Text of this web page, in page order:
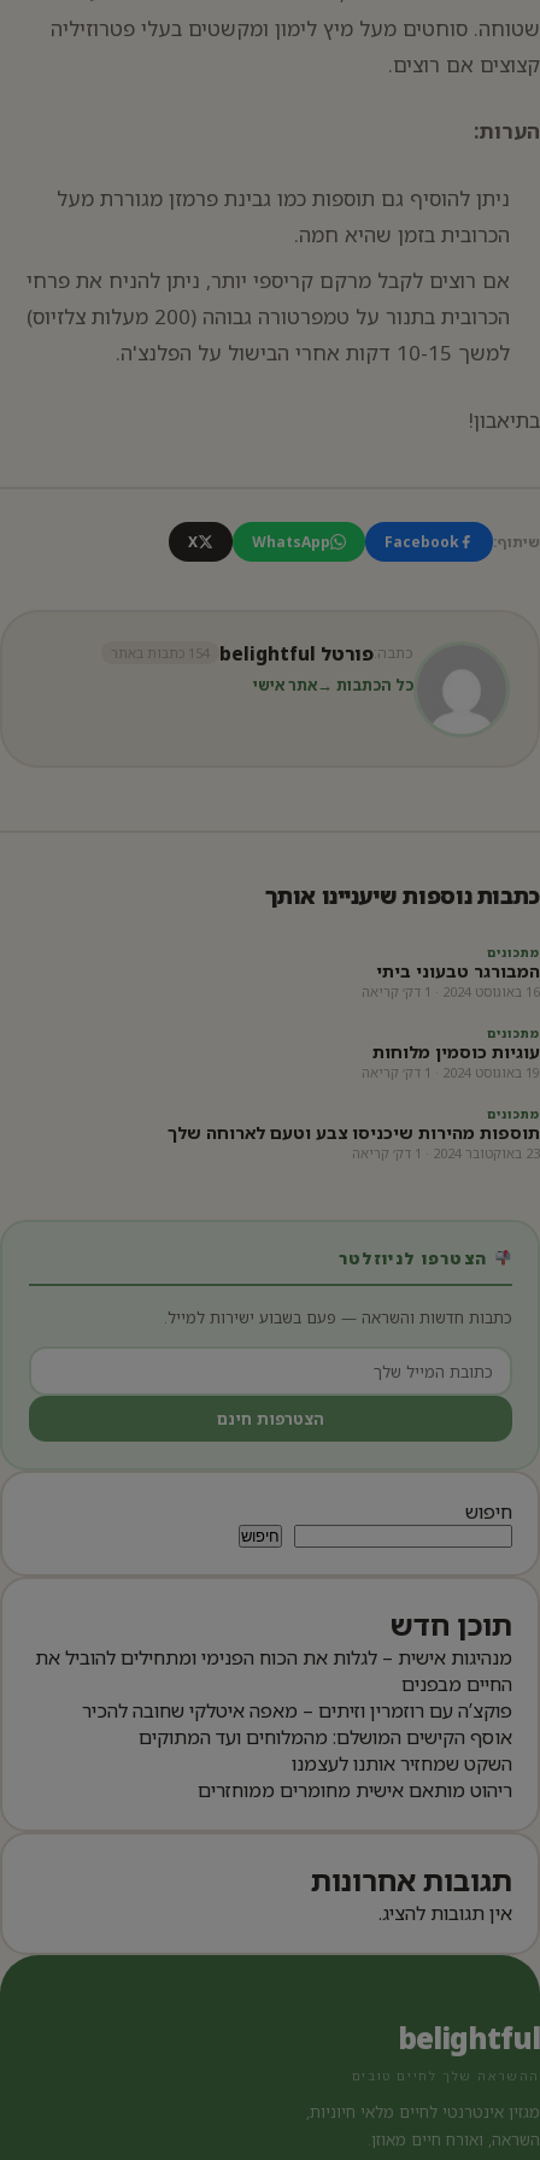
שטוחה. סוחטים מעל מיץ לימון ומקשטים בעלי פטרוזיליה
קצוצים אם רוצים.
הערות:
ניתן להוסיף גם תוספות כמו גבינת פרמזן מגוררת מעל
הכרובית בזמן שהיא חמה.
אם רוצים לקבל מרקם קריספי יותר, ניתן להניח את פרחי
הכרובית בתנור על טמפרטורה גבוהה (200 מעלות צלזיוס)
למשך 10-15 דקות אחרי הבישול על הפלנצ'ה.
בתיאבון!
שיתוף: Facebook
WhatsApp
X
כתבה:פורטל belightful 154 כתבות באתר
כל הכתבות →אתר אישי
כתבות נוספות שיעניינו אותך
מתכונים
המבורגר טבעוני ביתי
16 באוגוסט 2024 · 1 דק׳ קריאה
מתכונים
עוגיות כוסמין מלוחות
19 באוגוסט 2024 · 1 דק׳ קריאה
מתכונים
תוספות מהירות שיכניסו צבע וטעם לארוחה שלך
23 באוקטובר 2024 · 1 דק׳ קריאה
הצטרפו לניוזלטר
כתבות חדשות והשראה — פעם בשבוע ישירות למייל.
הצטרפות חינם
חיפוש
חיפוש
תוכן חדש
מנהיגות אישית – לגלות את הכוח הפנימי ומתחילים להוביל את
החיים מבפנים
פוקצ’ה עם רוזמרין וזיתים – מאפה איטלקי שחובה להכיר
אוסף הקישים המושלם: מהמלוחים ועד המתוקים
השקט שמחזיר אותנו לעצמנו
ריהוט מותאם אישית מחומרים ממוחזרים
תגובות אחרונות
אין תגובות להציג.
belightful
ההשראה שלך לחיים טובים
מגזין אינטרנטי לחיים מלאי חיוניות,
השראה, ואורח חיים מאוזן.